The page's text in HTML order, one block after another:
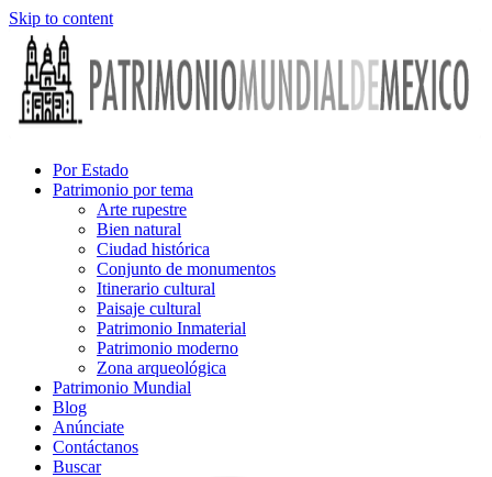
Skip to content
Por Estado
Patrimonio por tema
Arte rupestre
Bien natural
Ciudad histórica
Conjunto de monumentos
Itinerario cultural
Paisaje cultural
Patrimonio Inmaterial
Patrimonio moderno
Zona arqueológica
Patrimonio Mundial
Blog
Anúnciate
Contáctanos
Buscar